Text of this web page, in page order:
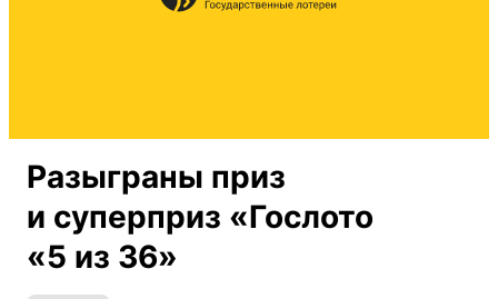
Разыграны приз
и суперприз «Гослото
«5 из 36»